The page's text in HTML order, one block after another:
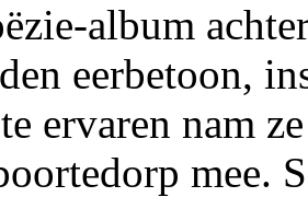
album
eerbetoon,
ervaren nam
mee.